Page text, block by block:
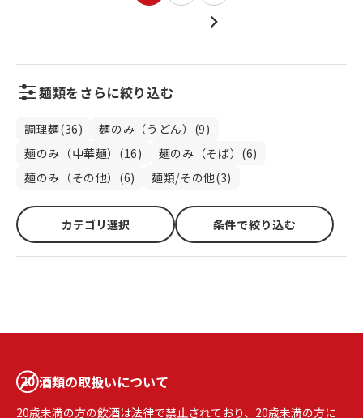
麺類をさらに絞り込む
調理麺(36)
麺のみ（うどん）(9)
麺のみ（中華麺）(16)
麺のみ（そば）(6)
麺のみ（その他）(6)
麺類/その他(3)
カテゴリ選択 条件で絞り込む
酒類の取扱いについて
20歳未満の方の飲酒は法律で禁止されており、20歳未満の方に